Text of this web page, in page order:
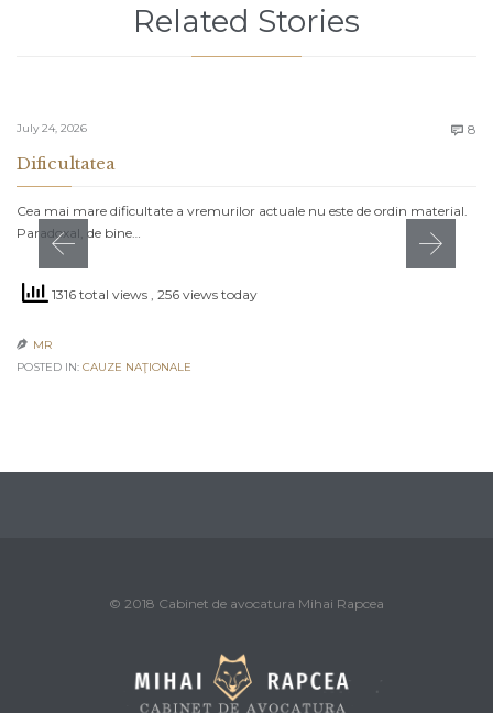
Related Stories
July 24, 2026  8
Dificultatea
Cea mai mare dificultate a vremurilor actuale nu este de ordin material.
Paradoxal, de bine…
1316 total views , 256 views today
 MR
POSTED IN: CAUZE NAŢIONALE
© 2018 Cabinet de avocatura Mihai Rapcea